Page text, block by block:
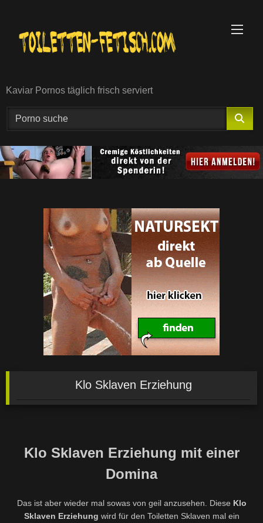
content
Kaviar Pornos täglich frisch serviert
Klo Sklaven Erziehung
Klo Sklaven Erziehung mit einer
Domina
Das ist aber wieder mal sowas von geil anzusehen. Diese Klo
Sklaven Erziehung wird für den Toiletten Sklaven mal ein